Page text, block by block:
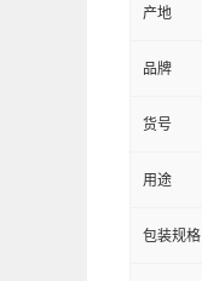
产地
品牌
货号
用途
包装规格